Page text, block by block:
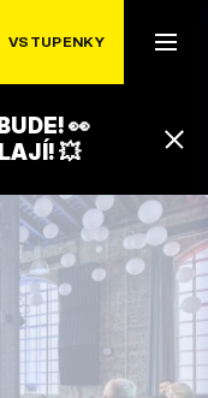
VSTUPENKY
👀
💥